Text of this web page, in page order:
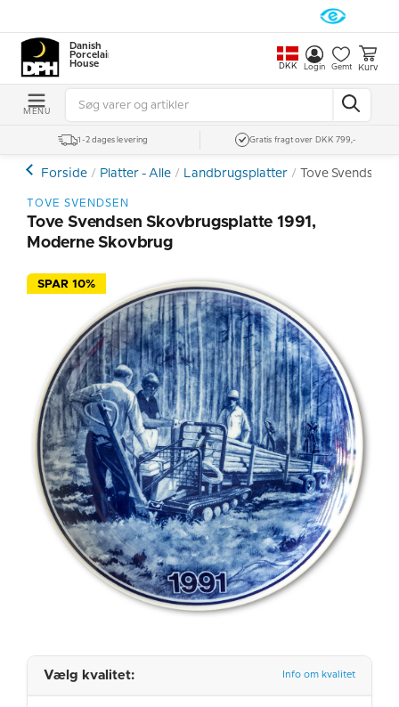
Danish
Porcelain
House
DKK Login Gemt Kurv
MENU
1-2 dages levering Gratis fragt over DKK 799,-
Forside Platter - Alle Landbrugsplatter Tove
TOVE SVENDSEN
Tove Svendsen Skovbrugsplatte 1991,
Moderne Skovbrug
SPAR 10%
Vælg kvalitet: Info om kvalitet